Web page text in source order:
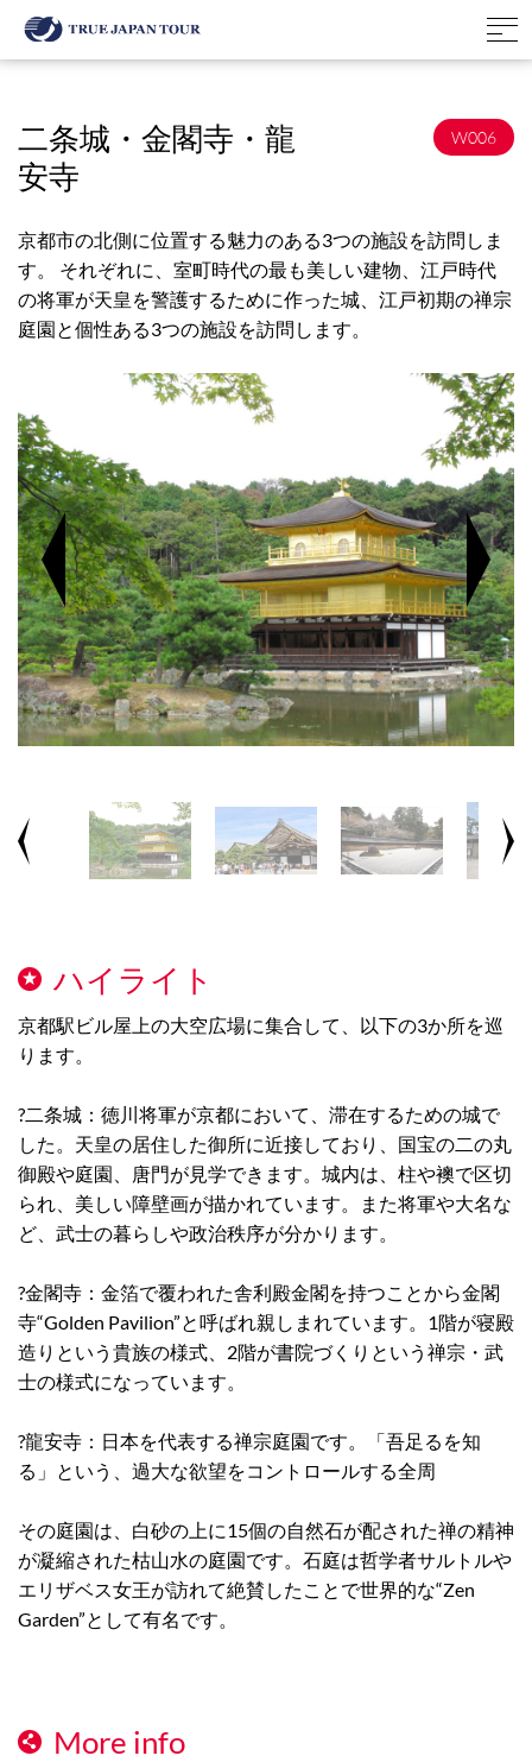
二条城・金閣寺・龍
安寺
W006
京都市の北側に位置する魅力のある3つの施設を訪問しま
す。 それぞれに、室町時代の最も美しい建物、江戸時代
の将軍が天皇を警護するために作った城、江戸初期の禅宗
庭園と個性ある3つの施設を訪問します。
ハイライト
京都駅ビル屋上の大空広場に集合して、以下の3か所を巡
ります。
?二条城：徳川将軍が京都において、滞在するための城で
した。天皇の居住した御所に近接しており、国宝の二の丸
御殿や庭園、唐門が見学できます。城内は、柱や襖で区切
られ、美しい障壁画が描かれています。また将軍や大名な
ど、武士の暮らしや政治秩序が分かります。
?金閣寺：金箔で覆われた舎利殿金閣を持つことから金閣
寺“Golden Pavilion”と呼ばれ親しまれています。1階が寝殿
造りという貴族の様式、2階が書院づくりという禅宗・武
士の様式になっています。
?龍安寺：日本を代表する禅宗庭園です。「吾足るを知
る」という、過大な欲望をコントロールする全周
その庭園は、白砂の上に15個の自然石が配された禅の精神
が凝縮された枯山水の庭園です。石庭は哲学者サルトルや
エリザベス女王が訪れて絶賛したことで世界的な“Zen
Garden”として有名です。
More info